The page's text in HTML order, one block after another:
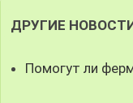
ДРУГИЕ
Помогут ли